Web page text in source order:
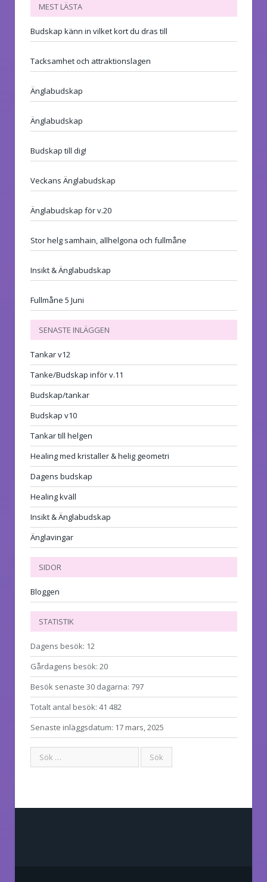
MEST LÄSTA
Budskap känn in vilket kort du dras till
Tacksamhet och attraktionslagen
Änglabudskap
Änglabudskap
Budskap till dig!
Veckans Änglabudskap
Änglabudskap för v.20
Stor helg samhain, allhelgona och fullmåne
Insikt & Änglabudskap
Fullmåne 5 Juni
SENASTE INLÄGGEN
Tankar v12
Tanke/Budskap inför v.11
Budskap/tankar
Budskap v10
Tankar till helgen
Healing med kristaller & helig geometri
Dagens budskap
Healing kväll
Insikt & Änglabudskap
Änglavingar
SIDOR
Bloggen
STATISTIK
Dagens besök: 12
Gårdagens besök: 20
Besök senaste 30 dagarna: 797
Totalt antal besök: 41 482
Senaste inläggsdatum: 17 mars, 2025